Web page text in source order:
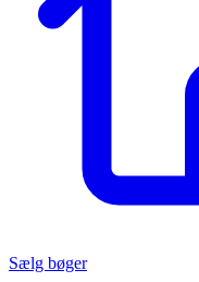
Sælg bøger